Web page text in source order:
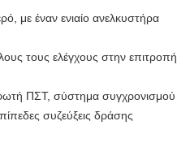
με έναν ενιαίο ανελκυστήρα
τους ελέγχους στην επιτροπή
ΠΣΤ, σύστημα συγχρονισμού
συζεύξεις δράσης